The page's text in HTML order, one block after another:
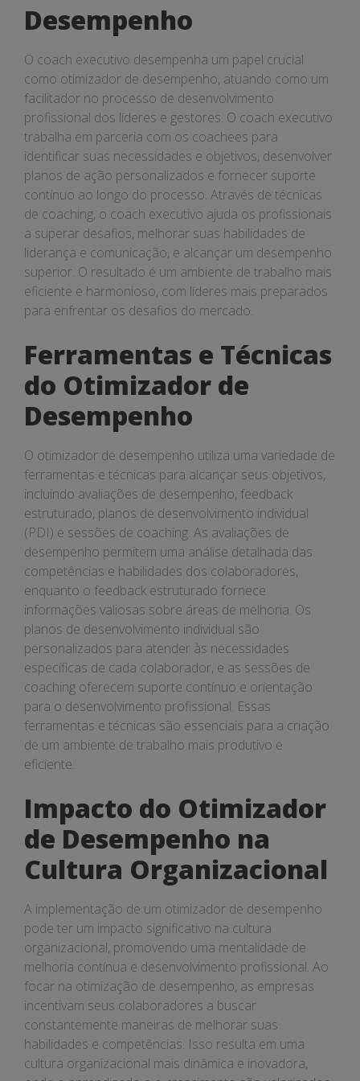
Desempenho
O coach executivo desempenha um papel crucial
como otimizador de desempenho, atuando como um
facilitador no processo de desenvolvimento
profissional dos líderes e gestores. O coach executivo
trabalha em parceria com os coachees para
identificar suas necessidades e objetivos, desenvolver
planos de ação personalizados e fornecer suporte
contínuo ao longo do processo. Através de técnicas
de coaching, o coach executivo ajuda os profissionais
a superar desafios, melhorar suas habilidades de
liderança e comunicação, e alcançar um desempenho
superior. O resultado é um ambiente de trabalho mais
eficiente e harmonioso, com líderes mais preparados
para enfrentar os desafios do mercado.
Ferramentas e Técnicas
do Otimizador de
Desempenho
O otimizador de desempenho utiliza uma variedade de
ferramentas e técnicas para alcançar seus objetivos,
incluindo avaliações de desempenho, feedback
estruturado, planos de desenvolvimento individual
(PDI) e sessões de coaching. As avaliações de
desempenho permitem uma análise detalhada das
competências e habilidades dos colaboradores,
enquanto o feedback estruturado fornece
informações valiosas sobre áreas de melhoria. Os
planos de desenvolvimento individual são
personalizados para atender às necessidades
específicas de cada colaborador, e as sessões de
coaching oferecem suporte contínuo e orientação
para o desenvolvimento profissional. Essas
ferramentas e técnicas são essenciais para a criação
de um ambiente de trabalho mais produtivo e
eficiente.
Impacto do Otimizador
de Desempenho na
Cultura Organizacional
A implementação de um otimizador de desempenho
pode ter um impacto significativo na cultura
organizacional, promovendo uma mentalidade de
melhoria contínua e desenvolvimento profissional. Ao
focar na otimização de desempenho, as empresas
incentivam seus colaboradores a buscar
constantemente maneiras de melhorar suas
habilidades e competências. Isso resulta em uma
cultura organizacional mais dinâmica e inovadora,